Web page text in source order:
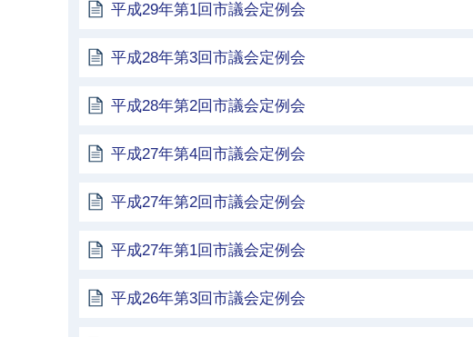
平成29年第1回市議会定例会
平成28年第3回市議会定例会
平成28年第2回市議会定例会
平成27年第4回市議会定例会
平成27年第2回市議会定例会
平成27年第1回市議会定例会
平成26年第3回市議会定例会